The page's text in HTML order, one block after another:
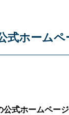
式ホーム
式ホームペー